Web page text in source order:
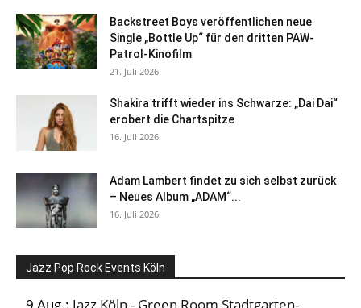
Backstreet Boys veröffentlichen neue
Single „Bottle Up“ für den dritten PAW-
Patrol-Kinofilm
21. Juli 2026
Shakira trifft wieder ins Schwarze: „Dai Dai“
erobert die Chartspitze
16. Juli 2026
Adam Lambert findet zu sich selbst zurück
– Neues Album „ADAM“...
16. Juli 2026
Jazz Pop Rock Events Köln
9 Aug.: Jazz Köln - Green Room Stadtgarten-